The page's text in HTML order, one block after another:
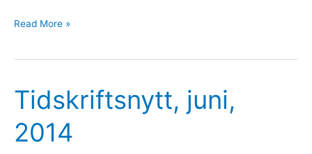
Read More »
Tidskriftsnytt, juni,
2014
Tidskriftsnytt,
juni,
2014